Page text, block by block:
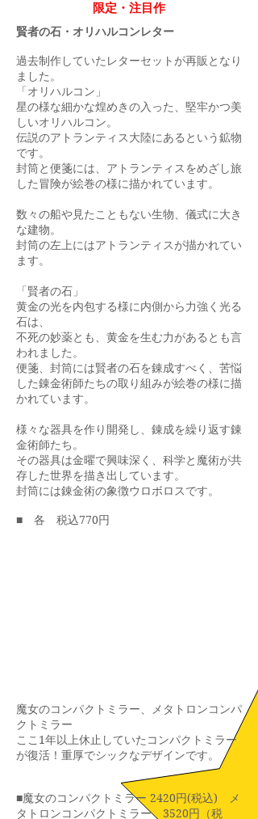
限定・注目作
賢者の石・オリハルコンレター
過去制作していたレターセットが再販となり
ました。
「オリハルコン」
星の様な細かな煌めきの入った、堅牢かつ美
しいオリハルコン。
伝説のアトランティス大陸にあるという鉱物
です。
封筒と便箋には、アトランティスをめざし旅
した冒険が絵巻の様に描かれています。
数々の船や見たこともない生物、儀式に大き
な建物。
封筒の左上にはアトランティスが描かれてい
ます。
「賢者の石」
黄金の光を内包する様に内側から力強く光る
石は、
不死の妙薬とも、黄金を生む力があるとも言
われました。
便箋、封筒には賢者の石を錬成すべく、苦悩
した錬金術師たちの取り組みが絵巻の様に描
かれています。
様々な器具を作り開発し、錬成を繰り返す錬
金術師たち。
その器具は金曜で興味深く、科学と魔術が共
存した世界を描き出しています。
封筒には錬金術の象徴ウロボロスです。
■ 各 税込770円
魔女のコンパクトミラー、メタトロンコンパ
クトミラー
​ここ1年以上休止していたコンパクトミラー
が復活！重厚でシックなデザインです。
■魔女のコンパクトミラー 2420円(税込)
メ
タトロンコンパクトミラー 3520円（税